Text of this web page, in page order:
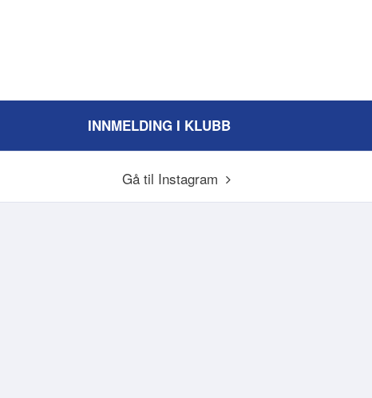
INNMELDING I KLUBB
Gå til Instagram